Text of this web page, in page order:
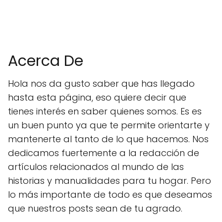
Acerca De
Hola nos da gusto saber que has llegado
hasta esta página, eso quiere decir que
tienes interés en saber quienes somos. Es es
un buen punto ya que te permite orientarte y
mantenerte al tanto de lo que hacemos. Nos
dedicamos fuertemente a la redacción de
artículos relacionados al mundo de las
historias y manualidades para tu hogar. Pero
lo más importante de todo es que deseamos
que nuestros posts sean de tu agrado.